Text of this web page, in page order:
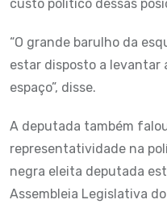
custo político dessas
“O grande barulho da
estar disposto a levantar
espaço”, disse.
A deputada também
representatividade na
negra eleita deputada
Assembleia Legislativa